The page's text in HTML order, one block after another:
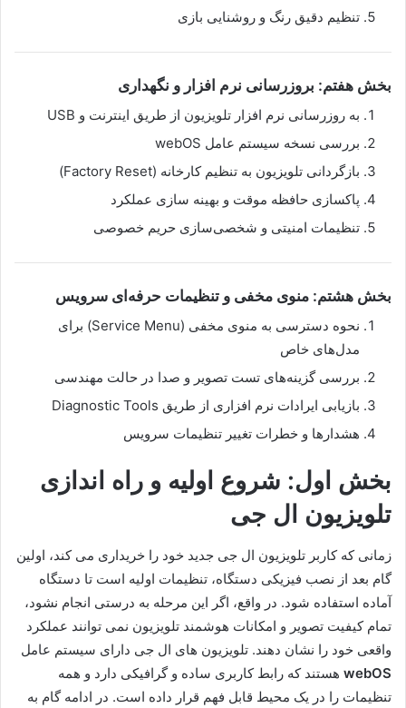
تنظیم دقیق رنگ و روشنایی بازی
بخش هفتم: بروزرسانی نرم افزار و نگهداری
به روزرسانی نرم افزار تلویزیون از طریق اینترنت و USB
بررسی نسخه سیستم عامل webOS
بازگردانی تلویزیون به تنظیم کارخانه (Factory Reset)
پاکسازی حافظه موقت و بهینه سازی عملکرد
تنظیمات امنیتی و شخصی‌سازی حریم خصوصی
بخش هشتم: منوی مخفی و تنظیمات حرفه‌ای سرویس
نحوه دسترسی به منوی مخفی (Service Menu) برای
مدل‌های خاص
بررسی گزینه‌های تست تصویر و صدا در حالت مهندسی
بازیابی ایرادات نرم افزاری از طریق Diagnostic Tools
هشدارها و خطرات تغییر تنظیمات سرویس
بخش اول: شروع اولیه و راه اندازی
تلویزیون ال جی
زمانی که کاربر تلویزیون ال جی جدید خود را خریداری می کند، اولین
گام بعد از نصب فیزیکی دستگاه، تنظیمات اولیه است تا دستگاه
آماده استفاده شود. در واقع، اگر این مرحله به درستی انجام نشود،
تمام کیفیت تصویر و امکانات هوشمند تلویزیون نمی توانند عملکرد
واقعی خود را نشان دهند. تلویزیون های ال جی دارای سیستم عامل
webOS هستند که رابط کاربری ساده و گرافیکی دارد و همه
تنظیمات را در یک محیط قابل فهم قرار داده است. در ادامه گام به